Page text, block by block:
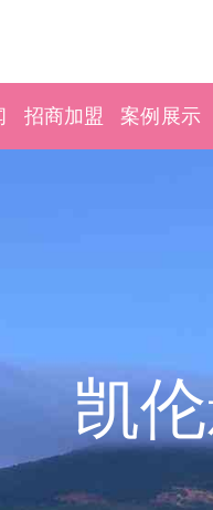
招商加盟 案例展示
凯